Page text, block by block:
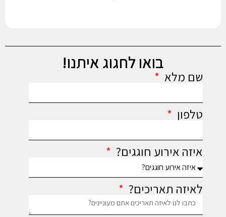
בואו לחגוג איתנו!
שם מלא
טלפון
איזה אירוע חוגגים?
לאיזה תאריכים?